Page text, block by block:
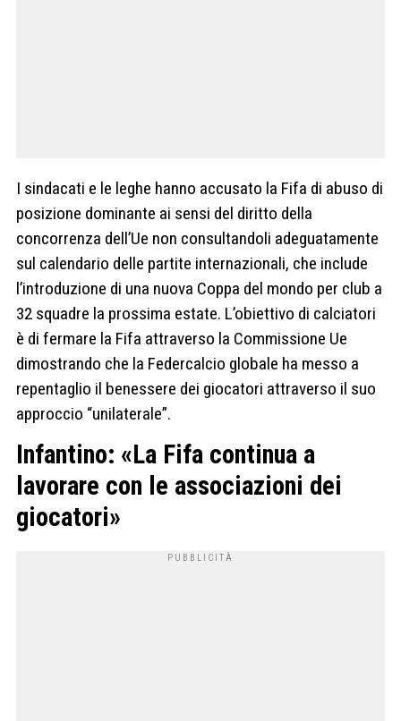
I sindacati e le leghe hanno accusato la Fifa di abuso di
posizione dominante ai sensi del diritto della
concorrenza dell’Ue non consultandoli adeguatamente
sul calendario delle partite internazionali, che include
l’introduzione di una nuova Coppa del mondo per club a
32 squadre la prossima estate. L’obiettivo di calciatori
è di fermare la Fifa attraverso la Commissione Ue
dimostrando che la Federcalcio globale ha messo a
repentaglio il benessere dei giocatori attraverso il suo
approccio “unilaterale”.
Infantino: «La Fifa continua a
lavorare con le associazioni dei
giocatori»